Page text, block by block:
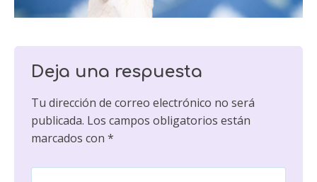
Deja una respuesta
Tu dirección de correo electrónico no será
publicada. Los campos obligatorios están
marcados con *